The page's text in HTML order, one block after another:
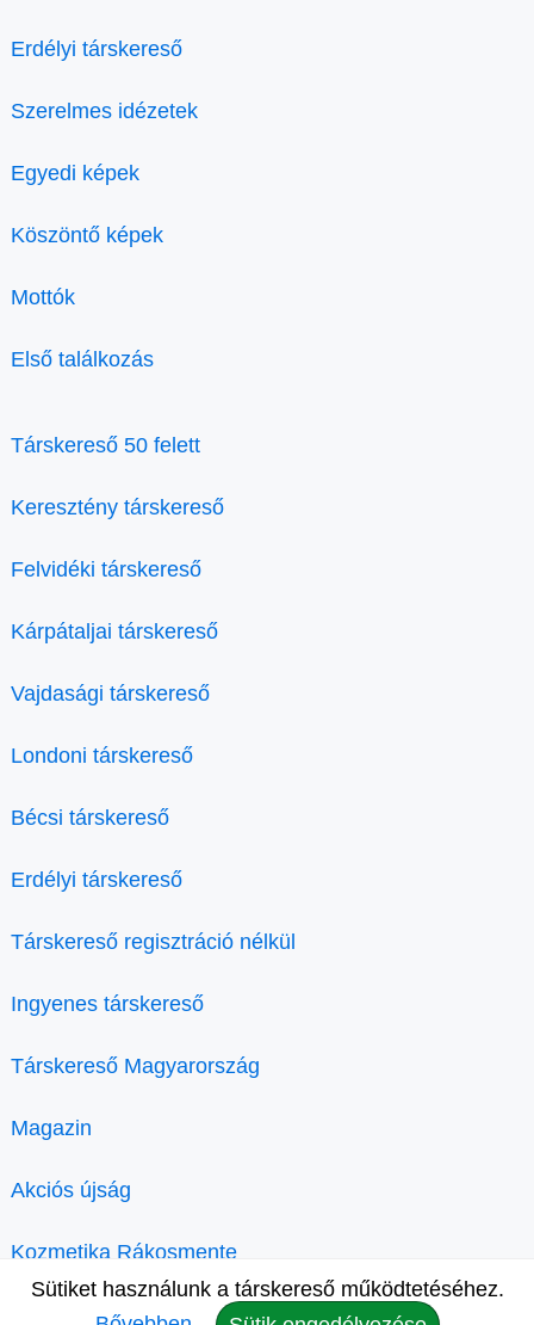
Erdélyi társkereső
Szerelmes idézetek
Egyedi képek
Köszöntő képek
Mottók
Első találkozás
Társkereső 50 felett
Keresztény társkereső
Felvidéki társkereső
Kárpátaljai társkereső
Vajdasági társkereső
Londoni társkereső
Bécsi társkereső
Erdélyi társkereső
Társkereső regisztráció nélkül
Ingyenes társkereső
Társkereső Magyarország
Magazin
Akciós újság
Kozmetika Rákosmente
Sütiket használunk a társkereső működtetéséhez.